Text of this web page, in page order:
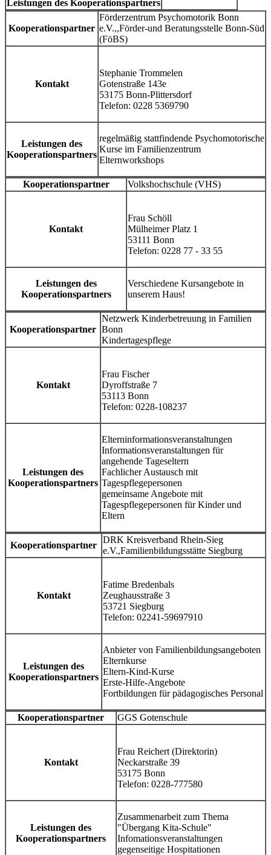
Leistungen des Kooperationspartners
Kooperationspartner
Förderzentrum Psychomotorik Bonn
e.V.,,Förder-und Beratungsstelle Bonn-Süd
(FöBS)
Kontakt
Stephanie Trommelen
Gotenstraße 143e
53175 Bonn-Plittersdorf
Telefon: 0228 5369790
Leistungen des
Kooperationspartners
regelmäßig stattfindende Psychomotorische
Kurse im Familienzentrum
Elternworkshops
Kooperationspartner Volkshochschule (VHS)
Kontakt
Frau Schöll
Mülheimer Platz 1
53111 Bonn
Telefon: 0228 77 - 33 55
Leistungen des
Kooperationspartners
Verschiedene Kursangebote in
unserem Haus!
Kooperationspartner
Netzwerk Kinderbetreuung in Familien
Bonn
Kindertagespflege
Kontakt
Frau Fischer
Dyroffstraße 7
53113 Bonn
Telefon: 0228-108237
Leistungen des
Kooperationspartners
Elterninformationsveranstaltungen
Informationsveranstaltungen für
angehende Tageseltern
Fachlicher Austausch mit
Tagespflegepersonen
gemeinsame Angebote mit
Tagespflegepersonen für Kinder und
Eltern
Kooperationspartner
DRK Kreisverband Rhein-Sieg
e.V.,Familienbildungsstätte Siegburg
Kontakt
Fatime Bredenbals
Zeughausstraße 3
53721 Siegburg
Telefon: 02241-59697910
Leistungen des
Kooperationspartners
Anbieter von Familienbildungsangeboten
Elternkurse
Eltern-Kind-Kurse
Erste-Hilfe-Angebote
Fortbildungen für pädagogisches Personal
Kooperationspartner GGS Gotenschule
Kontakt
Frau Reichert (Direktorin)
Neckarstraße 39
53175 Bonn
Telefon: 0228-777580
Leistungen des
Kooperationspartners
Zusammenarbeit zum Thema
"Übergang Kita-Schule"
Infomationsveranstaltungen
gegenseitige Hospitationen